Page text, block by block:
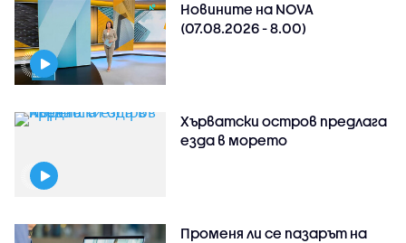
Новините на NOVA
(07.08.2026 - 8.00)
Хърватски остров предлага
езда в морето
Променя ли се пазарът на